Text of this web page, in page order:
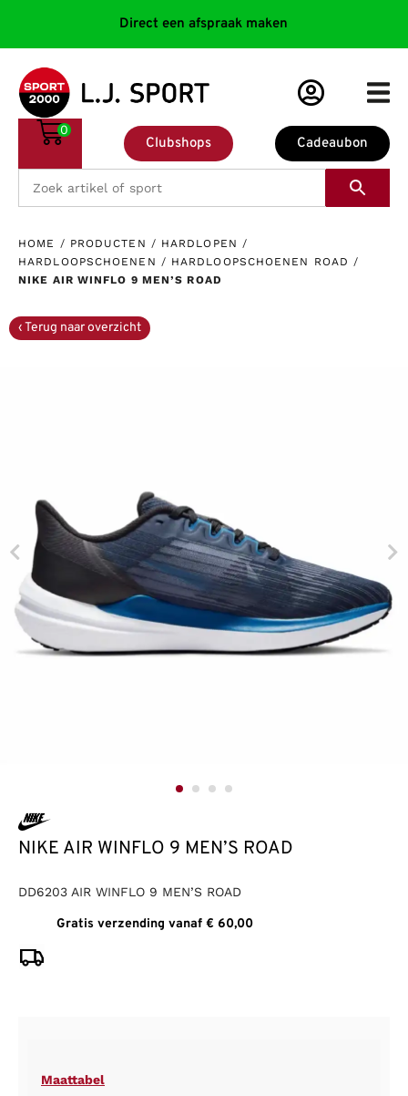
Direct een afspraak maken
Cadeaubon
Clubshops
0
HOME / PRODUCTEN / HARDLOPEN /
HARDLOOPSCHOENEN / HARDLOOPSCHOENEN ROAD /
NIKE AIR WINFLO 9 MEN’S ROAD
NIKE AIR WINFLO 9 MEN’S ROAD
DD6203 AIR WINFLO 9 MEN’S ROAD
Gratis verzending vanaf € 60,00
Maattabel